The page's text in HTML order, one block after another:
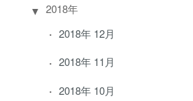
2018年
2018年 12月
2018年 11月
2018年 10月